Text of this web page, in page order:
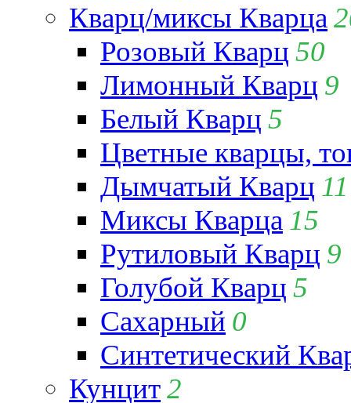
Кварц/миксы Кварца
Розовый Кварц 50
Лимонный Кварц 9
Белый Кварц 5
Цветные кварцы,
Дымчатый Кварц 11
Миксы Кварца 15
Рутиловый Кварц 9
Голубой Кварц 5
Сахарный 0
Синтетический
Кунцит2